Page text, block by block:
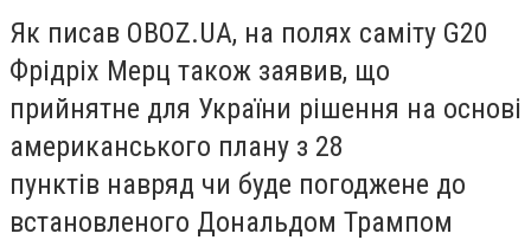
Як писав OBOZ.UA, на полях саміту G20
Фрідріх Мерц також заявив, що
прийнятне для України рішення на основі
американського плану з 28
пунктів навряд чи буде погоджене до
встановленого Дональдом Трампом